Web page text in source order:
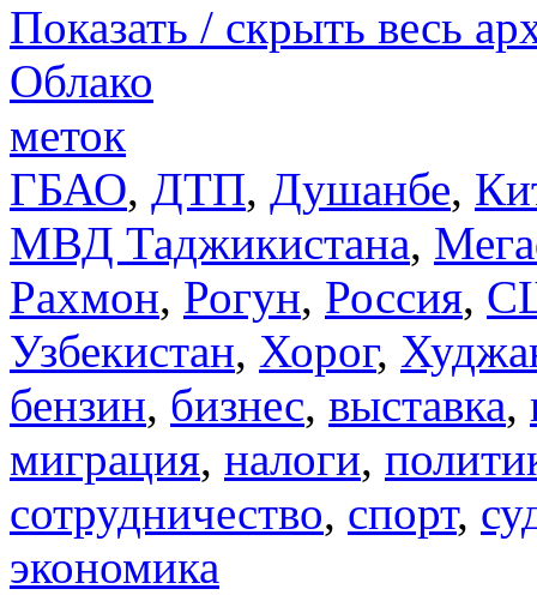
Показать / скрыть весь
Облако
меток
ГБАО, ДТП, Душанбе,
МВД Таджикистана,
Рахмон, Рогун, Россия,
Узбекистан, Хорог,
бензин, бизнес, выставка,
миграция, налоги,
сотрудничество, спорт,
экономика